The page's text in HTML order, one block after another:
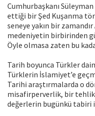
Cumhurbaşkanı
ettiği bir Şed Kuşanma
seneye yakın bir
medeniyetin birbirinden
Öyle olmasa zaten bu
Tarih boyunca Türkler
Türklerin İslamiyet’e
Tarihi araştırmalarda o
misafirperverlik, bir
değerlerin bugünkü tabiri